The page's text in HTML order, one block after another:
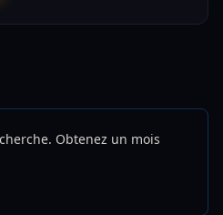
Obtenez un mois